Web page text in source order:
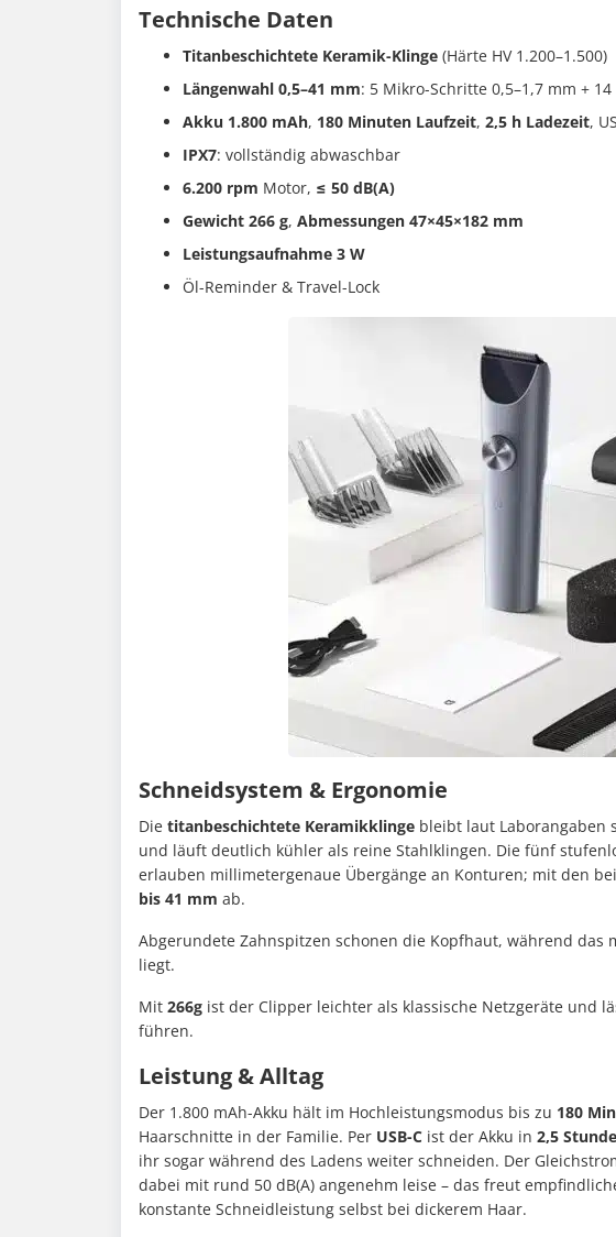
Technische Daten
Titanbeschichtete Keramik-Klinge (Härte HV 1.200–1.500)
Längenwahl 0,5–41 mm: 5 Mikro-Schritte 0,5–1,7 mm +
Akku 1.800 mAh, 180 Minuten Laufzeit, 2,5 h Ladezeit,
IPX7: vollständig abwaschbar
6.200 rpm Motor, ≤ 50 dB(A)
Gewicht 266 g, Abmessungen 47×45×182 mm
Leistungsaufnahme 3 W
Öl-Reminder & Travel-Lock
Schneidsystem & Ergonomie
Die titanbeschichtete Keramikklinge bleibt laut Laborangaben
und läuft deutlich kühler als reine Stahlklingen. Die fünf
erlauben millimetergenaue Übergänge an Konturen; mit den
bis 41 mm ab.
Abgerundete Zahnspitzen schonen die Kopfhaut, während das
liegt.
Mit 266g ist der Clipper leichter als klassische Netzgeräte und
führen.
Leistung & Alltag
Der 1.800 mAh-Akku hält im Hochleistungsmodus bis zu 180
Haarschnitte in der Familie. Per USB-C ist der Akku in 2,5
ihr sogar während des Ladens weiter schneiden. Der
dabei mit rund 50 dB(A) angenehm leise – das freut
konstante Schneidleistung selbst bei dickerem Haar.